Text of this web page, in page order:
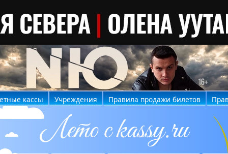
кассы Учреждения Правила продажи билетов